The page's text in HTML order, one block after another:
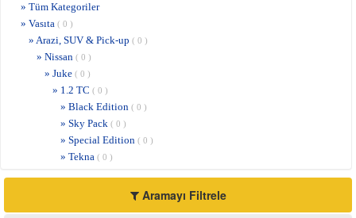
» Tüm Kategoriler
» Vasıta ( 0 )
» Arazi, SUV & Pick-up ( 0 )
» Nissan ( 0 )
» Juke ( 0 )
» 1.2 TC ( 0 )
» Black Edition ( 0 )
» Sky Pack ( 0 )
» Special Edition ( 0 )
» Tekna ( 0 )
Aramayı Filtrele